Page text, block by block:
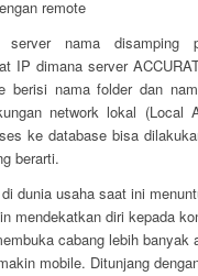
server nama disamping
IP dimana server
berisi nama folder dan
network lokal (Local
ke database bisa
berarti.
dunia usaha saat ini
mendekatkan diri kepada
cabang lebih banyak
mobile. Ditunjang